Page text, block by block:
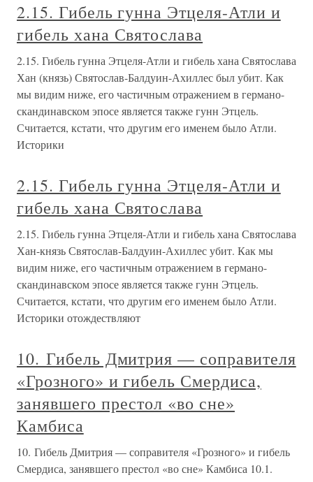
2.15. Гибель гунна Этцеля-Атли и
гибель хана Святослава
2.15. Гибель гунна Этцеля-Атли и гибель хана Святослава
Хан (князь) Святослав-Балдуин-Ахиллес был убит. Как
мы видим ниже, его частичным отражением в германо-
скандинавском эпосе является также гунн Этцель.
Считается, кстати, что другим его именем было Атли.
Историки
2.15. Гибель гунна Этцеля-Атли и
гибель хана Святослава
2.15. Гибель гунна Этцеля-Атли и гибель хана Святослава
Хан-князь Святослав-Балдуин-Ахиллес убит. Как мы
видим ниже, его частичным отражением в германо-
скандинавском эпосе является также гунн Этцель.
Считается, кстати, что другим его именем было Атли.
Историки отождествляют
10. Гибель Дмитрия — соправителя
«Грозного» и гибель Смердиса,
занявшего престол «во сне»
Камбиса
10. Гибель Дмитрия — соправителя «Грозного» и гибель
Смердиса, занявшего престол «во сне» Камбиса 10.1.